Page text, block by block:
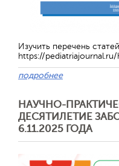
Изучить перечень
https://
подробнее
НАУЧНО-
ДЕСЯТИЛЕТИЕ
6.11.2025 ГОДА